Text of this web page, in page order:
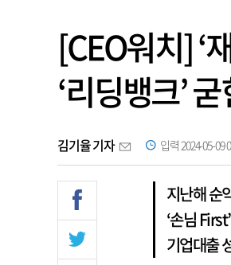
[CEO워치] ‘
‘리딩뱅크’
김기율 기자 입력 2024-05-09
지난해 순
‘손님
기업대출